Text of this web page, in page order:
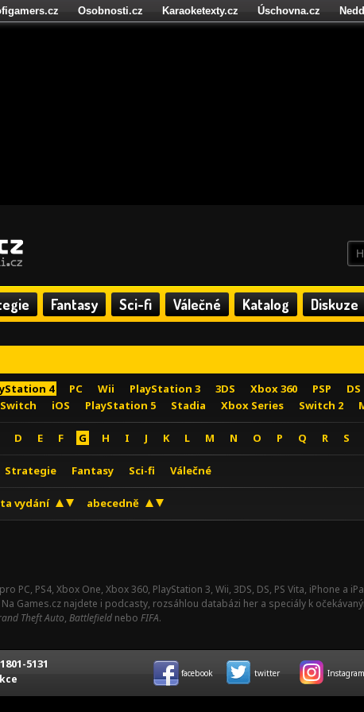
Fantasy Sci-fi Válečné Katalog Diskuze
4 PC Wii PlayStation 3 3DS Xbox 360 PSP DS
Switch iOS PlayStation 5 Stadia Xbox Series Switch 2
D E F G H I J K L M N O P Q R S
Strategie Fantasy Sci-fi Válečné
vydání abecedně
pro PC, PS4, Xbox One, Xbox 360, PlayStation 3, Wii, 3DS, DS, PS Vita, iPhone a
Games.cz najdete i podcasty, rozsáhlou databázi her a speciály k
Theft Auto, Battlefield nebo FIFA.
Osobnosti.cz Karaoketexty.cz Úschovna.cz
5131
facebook twitter Instagram